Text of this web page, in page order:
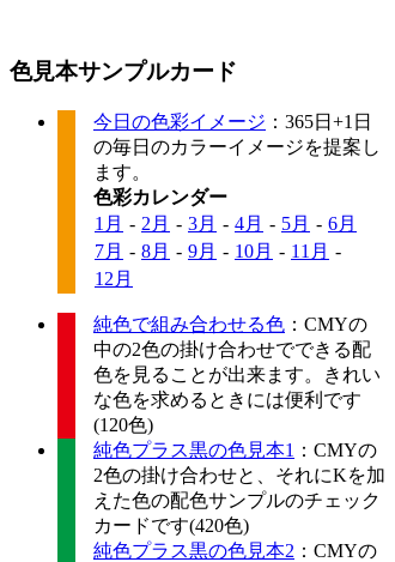
色見本サンプルカード
今日の色彩イメージ ：365日+1日
の毎日のカラーイメージを提案し
ます。
色彩カレンダー
1月 - 2月 - 3月 - 4月 - 5月 - 6月
7月 - 8月 - 9月 - 10月 - 11月 -
12月
純色で組み合わせる色 ：CMYの
中の2色の掛け合わせでできる配
色を見ることが出来ます。きれい
な色を求めるときには便利です
(120色)
純色プラス黒の色見本1 ：CMYの
2色の掛け合わせと、それにKを加
えた色の配色サンプルのチェック
カードです(420色)
純色プラス黒の色見本2 ：CMYの